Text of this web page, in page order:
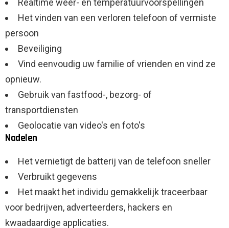
Realtime weer- en temperatuurvoorspellingen
Het vinden van een verloren telefoon of vermiste
persoon
Beveiliging
Vind eenvoudig uw familie of vrienden en vind ze
opnieuw.
Gebruik van fastfood-, bezorg- of
transportdiensten
Geolocatie van video's en foto's
Nadelen
Het vernietigt de batterij van de telefoon sneller
Verbruikt gegevens
Het maakt het individu gemakkelijk traceerbaar
voor bedrijven, adverteerders, hackers en
kwaadaardige applicaties.